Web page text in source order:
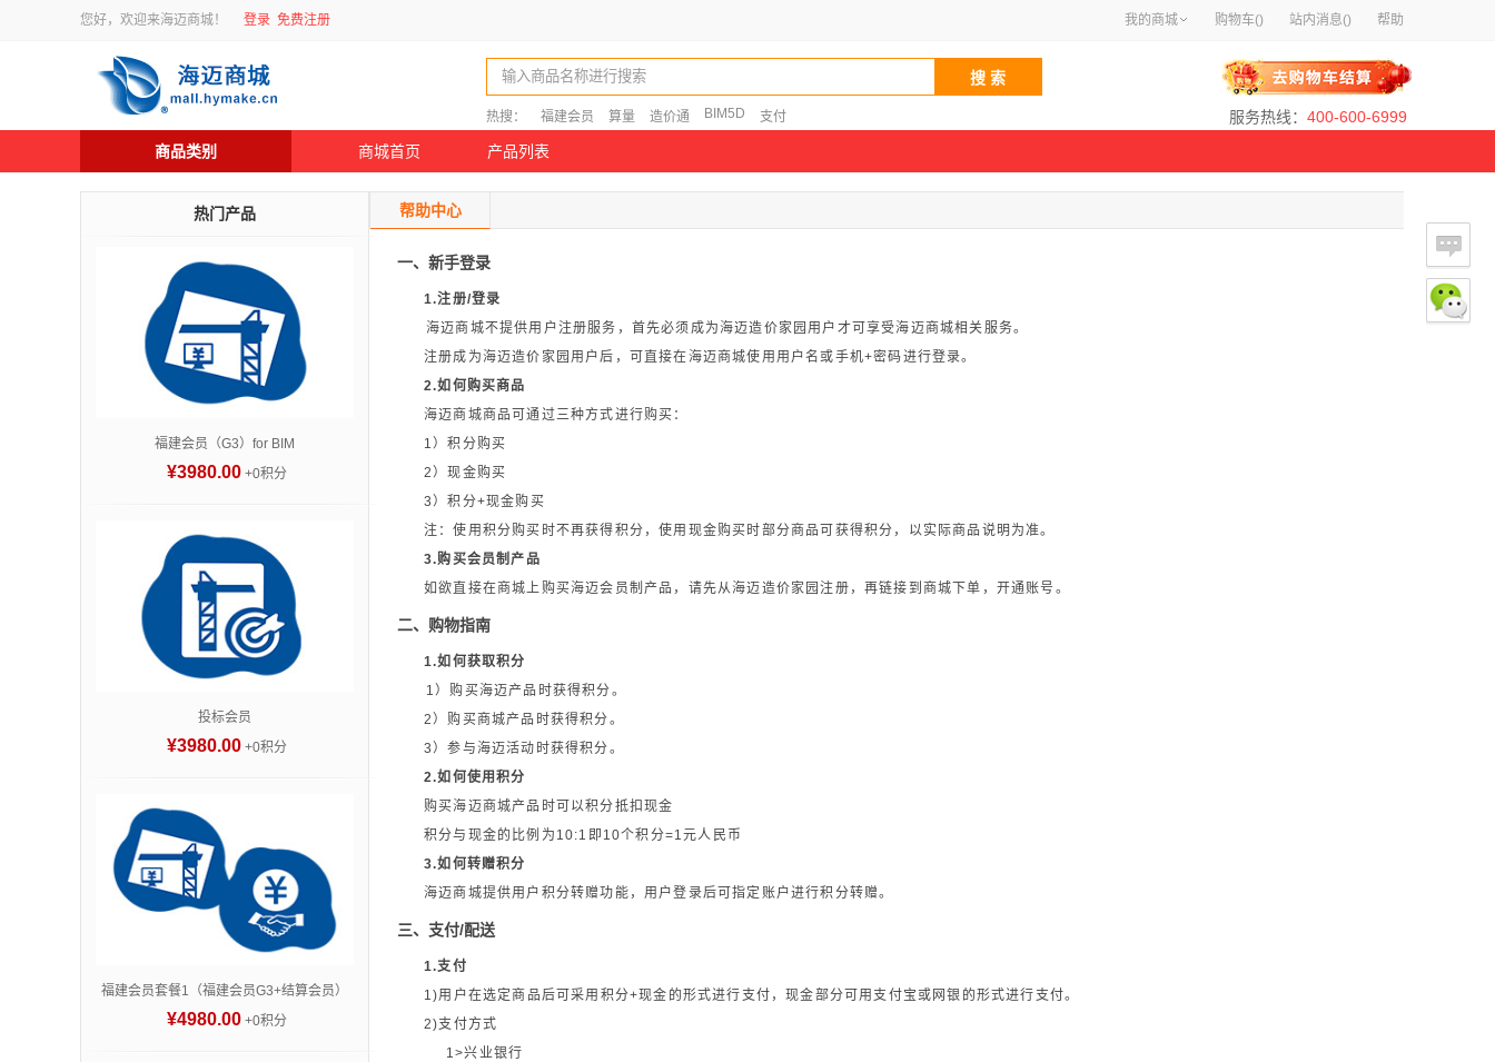
您好，欢迎来海迈商城！ 登录 免费注册 帮助
站内消息()
购物车()
我的商城
输入商品名称进行搜索
热搜： 福建会员 算量 造价通 BIM5D 支付 服务热线： 400-600-6999
商品类别
商城首页 产品列表
热门产品
福建会员（G3）for BIM
¥3980.00 +0积分
投标会员
¥3980.00 +0积分
福建会员套餐1（福建会员G3+结算会员）
¥4980.00 +0积分
帮助中心
一、新手登录
1.注册/登录
海迈商城不提供用户注册服务，首先必须成为海迈造价家园用户才可享受海迈商城相关服务。
注册成为海迈造价家园用户后，可直接在海迈商城使用用户名或手机+密码进行登录。
2.如何购买商品
海迈商城商品可通过三种方式进行购买：
1）积分购买
2）现金购买
3）积分+现金购买
注：使用积分购买时不再获得积分，使用现金购买时部分商品可获得积分，以实际商品说明为准。
3.购买会员制产品
如欲直接在商城上购买海迈会员制产品，请先从海迈造价家园注册，再链接到商城下单，开通账号。
二、购物指南
1.如何获取积分
1）购买海迈产品时获得积分。
2）购买商城产品时获得积分。
3）参与海迈活动时获得积分。
2.如何使用积分
购买海迈商城产品时可以积分抵扣现金
积分与现金的比例为10:1即10个积分=1元人民币
3.如何转赠积分
海迈商城提供用户积分转赠功能，用户登录后可指定账户进行积分转赠。
三、支付/配送
1.支付
1)用户在选定商品后可采用积分+现金的形式进行支付，现金部分可用支付宝或网银的形式进行支付。
2)支付方式
1>兴业银行